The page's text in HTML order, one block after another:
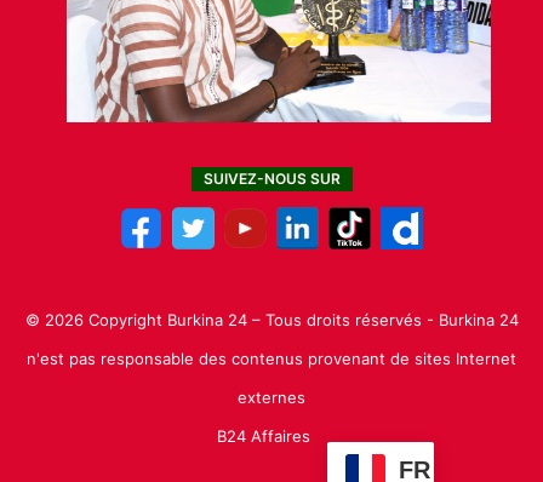
SUIVEZ-NOUS SUR
© 2026 Copyright Burkina 24 – Tous droits réservés - Burkina 24
n'est pas responsable des contenus provenant de sites Internet
externes
B24 Affaires
FR